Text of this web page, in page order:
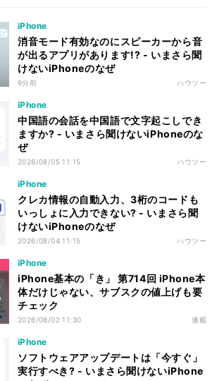
iPhone
消音モード有効なのにスピーカーから音
が出るアプリがあります!? - いまさら聞
けないiPhoneのなぜ
6分前 ハウツー
iPhone
中国語の会話を中国語で文字起こしでき
ますか? - いまさら聞けないiPhoneのな
ぜ
2026/08/05 11:15 ハウツー
iPhone
クレカ情報の自動入力、3桁のコードも
いっしょに入力できない? - いまさら聞
けないiPhoneのなぜ
2026/08/04 11:15 ハウツー
iPhone
iPhone基本の「き」 第714回 iPhone本
体だけじゃない、サブスクの値上げも要
チェック
2026/08/02 11:30 連載
iPhone
ソフトウェアアップデートは「今すぐ」
実行すべき? - いまさら聞けないiPhone